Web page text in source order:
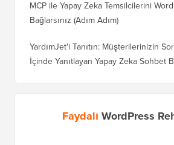
MCP ile Yapay Zeka Temsilcilerini
Bağlarsınız (Adım Adım)
YardımJet'i Tanıtın: Müşterilerinizin
İçinde Yanıtlayan Yapay Zeka Sohbet
Faydalı WordPress